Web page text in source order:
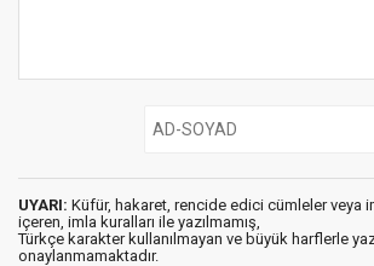
UYARI: Küfür, hakaret, rencide edici cümleler veya
içeren, imla kuralları ile yazılmamış,
Türkçe karakter kullanılmayan ve büyük harflerle
onaylanmamaktadır.